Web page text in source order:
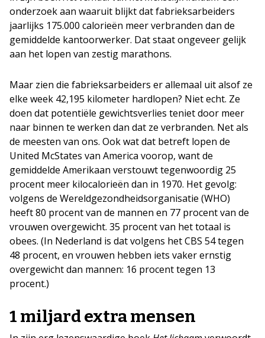
onderzoek aan waaruit blijkt dat fabrieksarbeiders
jaarlijks 175.000 calorieën meer verbranden dan de
gemiddelde kantoorwerker. Dat staat ongeveer gelijk
aan het lopen van zestig marathons.
Maar zien die fabrieksarbeiders er allemaal uit alsof ze
elke week 42,195 kilometer hardlopen? Niet echt. Ze
doen dat potentiële gewichtsverlies teniet door meer
naar binnen te werken dan dat ze verbranden. Net als
de meesten van ons. Ook wat dat betreft lopen de
United McStates van America voorop, want de
gemiddelde Amerikaan verstouwt tegenwoordig 25
procent meer kilocalorieën dan in 1970. Het gevolg:
volgens de Wereldgezondheidsorganisatie (WHO)
heeft 80 procent van de mannen en 77 procent van de
vrouwen overgewicht. 35 procent van het totaal is
obees. (In Nederland is dat volgens het CBS 54 tegen
48 procent, en vrouwen hebben iets vaker ernstig
overgewicht dan mannen: 16 procent tegen 13
procent.)
1 miljard extra mensen